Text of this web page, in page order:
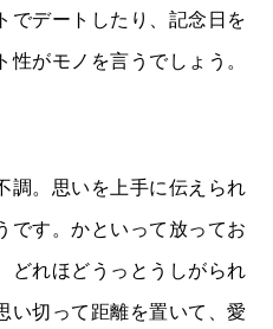
でデートしたり、記念日を
がモノを言うでしょう。
調。思いを上手に伝えられ
です。かといって放ってお
どれほどうっとうしがられ
い切って距離を置いて、愛